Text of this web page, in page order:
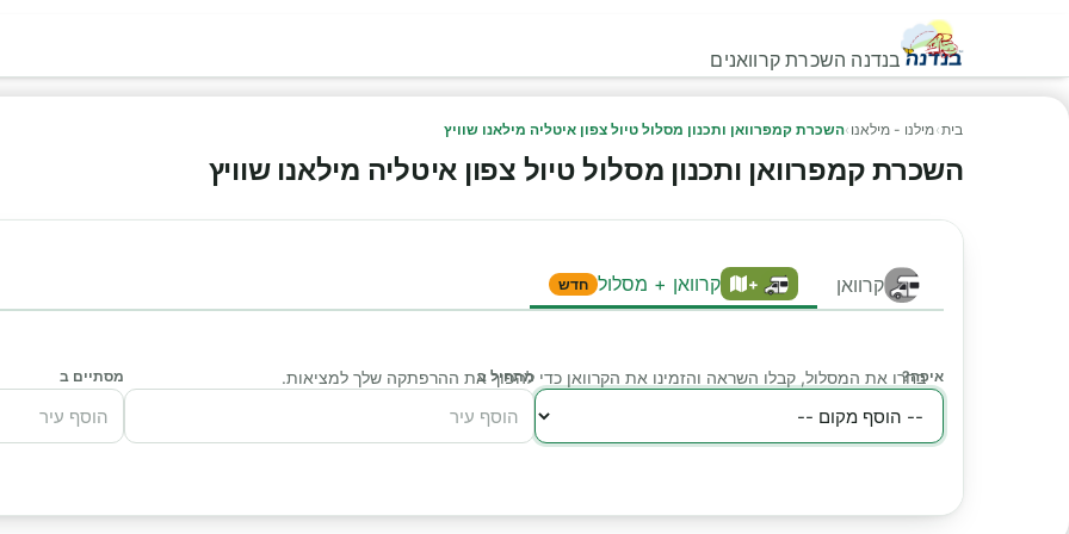
בנדנה השכרת קרוואנים
בית›מילנו - מילאנו ›השכרת קמפרוואן ותכנון מסלול טיול צפון איטליה מילאנו שוויץ
השכרת קמפרוואן ותכנון מסלול טיול צפון איטליה מילאנו שוויץ
קרוואן + קרוואן + מסלול חדש
בחרו את המסלול, קבלו השראה והזמינו את הקרוואן כדי להפוך את ההרפתקה שלך למציאות.
איפה? מתחיל ב מסתיים ב